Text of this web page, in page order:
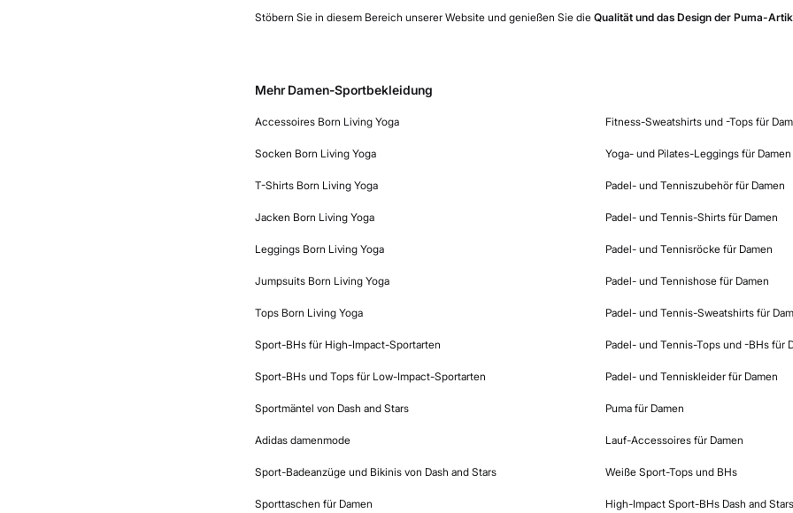
Stöbern Sie in diesem Bereich unserer Website und genießen Sie die Qualität und das Design der Puma-
Mehr Damen-Sportbekleidung
Accessoires Born Living Yoga
Socken Born Living Yoga
T-Shirts Born Living Yoga
Jacken Born Living Yoga
Leggings Born Living Yoga
Jumpsuits Born Living Yoga
Tops Born Living Yoga
Sport-BHs für High-Impact-Sportarten
Sport-BHs und Tops für Low-Impact-Sportarten
Sportmäntel von Dash and Stars
Adidas damenmode
Sport-Badeanzüge und Bikinis von Dash and Stars
Sporttaschen für Damen
Fitness-Sweatshirts und -Tops für
Yoga- und Pilates-Leggings für Damen
Padel- und Tenniszubehör für Damen
Padel- und Tennis-Shirts für Damen
Padel- und Tennisröcke für Damen
Padel- und Tennishose für Damen
Padel- und Tennis-Sweatshirts für
Padel- und Tennis-Tops und -BHs für
Padel- und Tenniskleider für Damen
Puma für Damen
Lauf-Accessoires für Damen
Weiße Sport-Tops und BHs
High-Impact Sport-BHs Dash and Stars